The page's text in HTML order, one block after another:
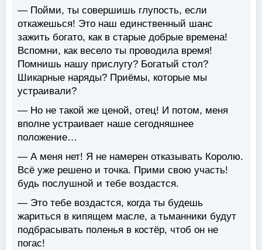
— Пойми, ты совершишь глупость, если
откажешься! Это наш единственный шанс
зажить богато, как в старые добрые времена!
Вспомни, как весело ты проводила время!
Помнишь нашу прислугу? Богатый стол?
Шикарные наряды? Приёмы, которые мы
устраивали?
— Но не такой же ценой, отец! И потом, меня
вполне устраивает наше сегодняшнее
положение…
— А меня нет! Я не намерен отказывать Королю.
Всё уже решено и точка. Прими свою участь!
будь послушной и тебе воздастся.
— Это тебе воздастся, когда ты будешь
жариться в кипящем масле, а тьманники будут
подбрасывать поленья в костёр, чтоб он не
погас!